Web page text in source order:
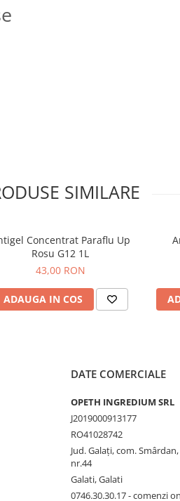
SIMILARE
Concentrat Paraflu Up
Rosu G12 1L
43,00 RON
ADAUGA IN COS
DATE COMERCIALE
OPETH INGREDIUM SRL
J2019000913177
RO41028742
Jud. Galaţi, com.
nr.44
Galati, Galati
0746.30.30.17 - comenzi